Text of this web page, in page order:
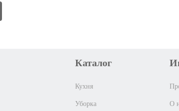
Каталог
Кухня
Уборка О